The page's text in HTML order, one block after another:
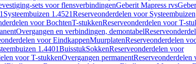
sets voor flensverbindingenGeberit Mapress rvs
Systeembuizen 1.4521Reserveonderdelen voor Systeembuizen
voor BochtenT-stukkenReserveonderdelen voor T-
Overgangen en verbindingen, demontabel
voor EindkappenMuurplatenReserveonderdelen
1.4401BuisstukSokkenReserveonderdelen voor
voor T-stukkenOvergangen permanentReserveonderdelen